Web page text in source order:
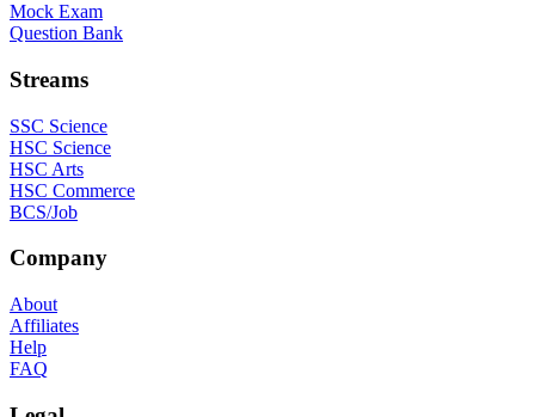
Mock Exam
Question Bank
Streams
SSC Science
HSC Science
HSC Arts
HSC Commerce
BCS/Job
Company
About
Affiliates
Help
FAQ